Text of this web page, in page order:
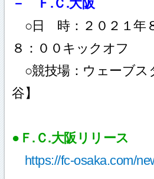
－ Ｆ.Ｃ.大阪
○日 時：２０２１年
８：００キックオフ
○競技場：ウェーブス
谷】
●Ｆ.Ｃ.大阪リリース
https://fc-osaka.com/